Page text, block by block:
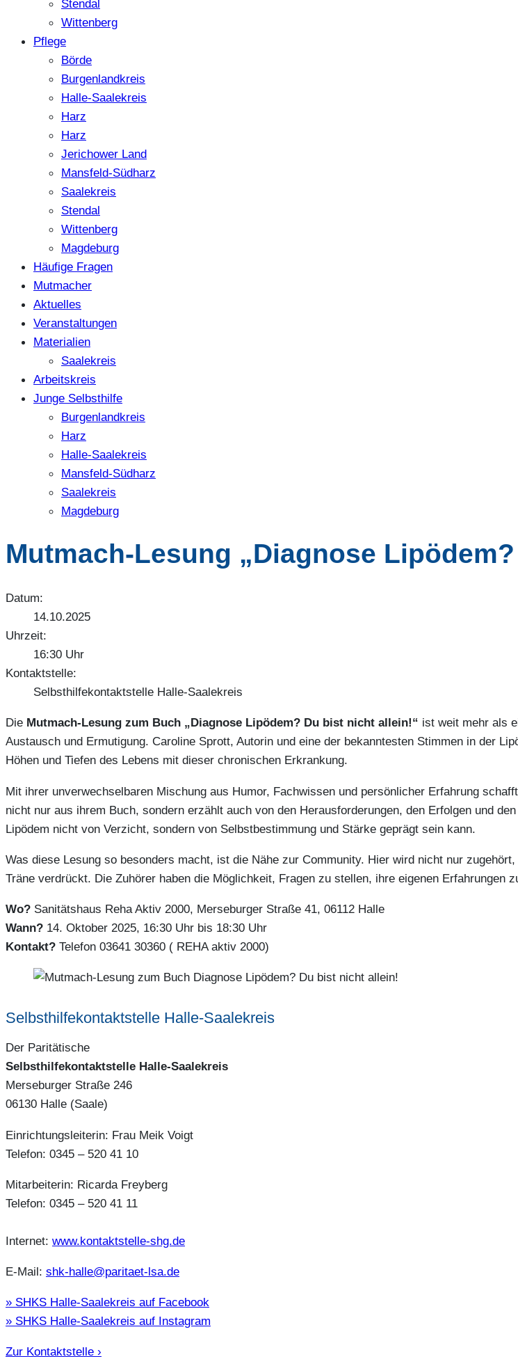
Stendal
Wittenberg
Pflege
Börde
Burgenlandkreis
Halle-Saalekreis
Harz
Harz
Jerichower Land
Mansfeld-Südharz
Saalekreis
Stendal
Wittenberg
Magdeburg
Häufige Fragen
Mutmacher
Aktuelles
Veranstaltungen
Materialien
Saalekreis
Arbeitskreis
Junge Selbsthilfe
Burgenlandkreis
Harz
Halle-Saalekreis
Mansfeld-Südharz
Saalekreis
Magdeburg
Mutmach-Lesung „Diagnose
Datum:
14.10.2025
Uhrzeit:
16:30 Uhr
Kontaktstelle:
Selbsthilfekontaktstelle Halle-Saalekreis
Die Mutmach-Lesung zum Buch „Diagnose Lipödem? Du bist nicht allein!“ ist weit mehr als
Austausch und Ermutigung. Caroline Sprott, Autorin und eine der bekanntesten Stimmen in der
Höhen und Tiefen des Lebens mit dieser chronischen Erkrankung.
Mit ihrer unverwechselbaren Mischung aus Humor, Fachwissen und persönlicher Erfahrung
nicht nur aus ihrem Buch, sondern erzählt auch von den Herausforderungen, den Erfolgen und
Lipödem nicht von Verzicht, sondern von Selbstbestimmung und Stärke geprägt sein kann.
Was diese Lesung so besonders macht, ist die Nähe zur Community. Hier wird nicht nur
Träne verdrückt. Die Zuhörer haben die Möglichkeit, Fragen zu stellen, ihre eigenen Erfahrungen
Wo? Sanitätshaus Reha Aktiv 2000, Merseburger Straße 41, 06112 Halle
Wann? 14. Oktober 2025, 16:30 Uhr bis 18:30 Uhr
Kontakt? Telefon 03641 30360 ( REHA aktiv 2000)
Selbsthilfekontaktstelle Halle-Saalekreis
Der Paritätische
Selbsthilfekontaktstelle Halle-Saalekreis
Merseburger Straße 246
06130 Halle (Saale)
Einrichtungsleiterin: Frau Meik Voigt
Telefon: 0345 – 520 41 10
Mitarbeiterin: Ricarda Freyberg
Telefon: 0345 – 520 41 11
Internet: www.kontaktstelle-shg.de
E-Mail: shk-halle@paritaet-lsa.de
» SHKS Halle-Saalekreis auf Facebook
» SHKS Halle-Saalekreis auf Instagram
Zur Kontaktstelle ›